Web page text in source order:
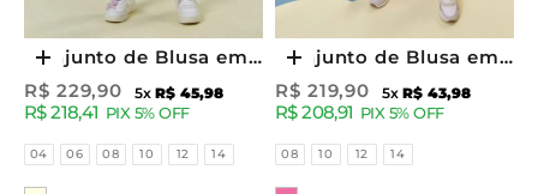
Escolher opções
Conjunto de Blusa em
Cotton Fio Tinto e
Short Saia em Moletom
sem Pelúcia 95316
Kukiê Infantil Menina
Preço promocional
R$ 229,90 5xR$ 45,98
R$ 218,41 PIX 5% OFF
Tamanhos
04 06 08 10 12 14
Escolher opções
Conjunto de Blusa em
Malha com Proteção
UV50+ e Shorts em Air
Tech e Tela 96958
Kukiê Infantil Menina
Preço promocional
R$ 219,90 5xR$ 43,98
R$ 208,91 PIX 5% OFF
Tamanhos
08 10 12 14